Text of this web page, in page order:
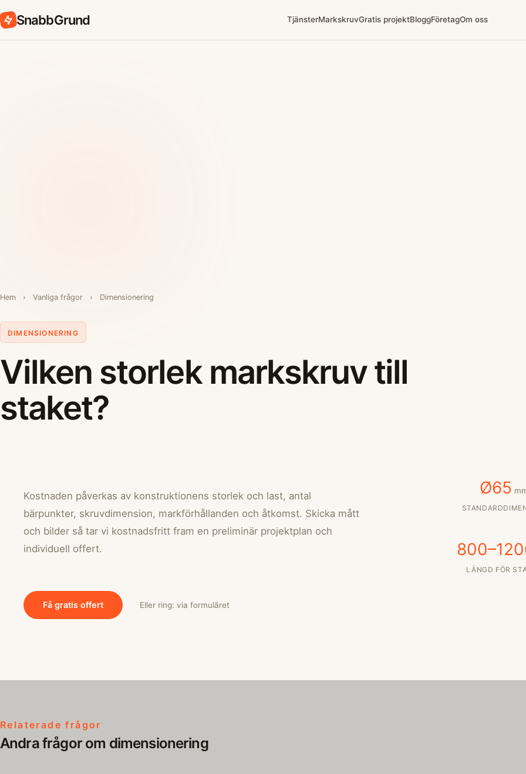
SnabbGrund TjänsterMarkskruvGratis projektBloggFöretagOm oss
Hem › Vanliga frågor › Dimensionering
DIMENSIONERING
Vilken storlek markskruv till
staket?
Kostnaden påverkas av konstruktionens storlek och last, antal
bärpunkter, skruvdimension, markförhållanden och åtkomst. Skicka mått
och bilder så tar vi kostnadsfritt fram en preliminär projektplan och
individuell offert.
Få gratis offert Eller ring: via formuläret
Ø65
LÄNGD FÖR
Relaterade frågor
Andra frågor om dimensionering